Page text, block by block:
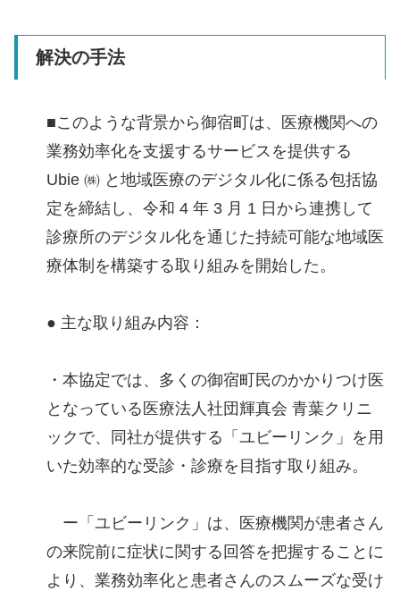
解決の手法
■このような背景から御宿町は、医療機関への
業務効率化を支援するサービスを提供する
Ubie ㈱ と地域医療のデジタル化に係る包括協
定を締結し、令和 4 年 3 月 1 日から連携して
診療所のデジタル化を通じた持続可能な地域医
療体制を構築する取り組みを開始した。
● 主な取り組み内容：
・本協定では、多くの御宿町民のかかりつけ医
となっている医療法人社団輝真会 青葉クリニ
ックで、同社が提供する「ユビーリンク」を用
いた効率的な受診・診療を目指す取り組み。
ー「ユビーリンク」は、医療機関が患者さん
の来院前に症状に関する回答を把握することに
より、業務効率化と患者さんのスムーズな受け